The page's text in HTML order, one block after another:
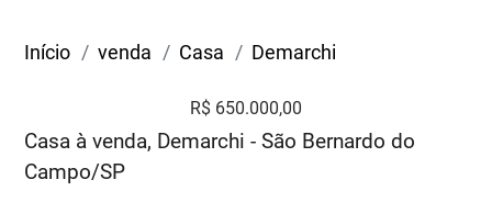
Início venda Casa Demarchi
R$ 650.000,00
Casa à venda, Demarchi - São Bernardo do
Campo/SP